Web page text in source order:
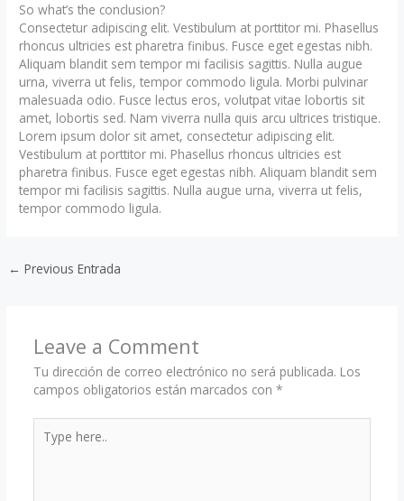
So what’s the conclusion?
Consectetur adipiscing elit. Vestibulum at porttitor mi. Phasellus
rhoncus ultricies est pharetra finibus. Fusce eget egestas nibh.
Aliquam blandit sem tempor mi facilisis sagittis. Nulla augue
urna, viverra ut felis, tempor commodo ligula. Morbi pulvinar
malesuada odio. Fusce lectus eros, volutpat vitae lobortis sit
amet, lobortis sed. Nam viverra nulla quis arcu ultrices tristique.
Lorem ipsum dolor sit amet, consectetur adipiscing elit.
Vestibulum at porttitor mi. Phasellus rhoncus ultricies est
pharetra finibus. Fusce eget egestas nibh. Aliquam blandit sem
tempor mi facilisis sagittis. Nulla augue urna, viverra ut felis,
tempor commodo ligula.
← Previous Entrada
Leave a Comment
Tu dirección de correo electrónico no será publicada. Los
campos obligatorios están marcados con *
here..